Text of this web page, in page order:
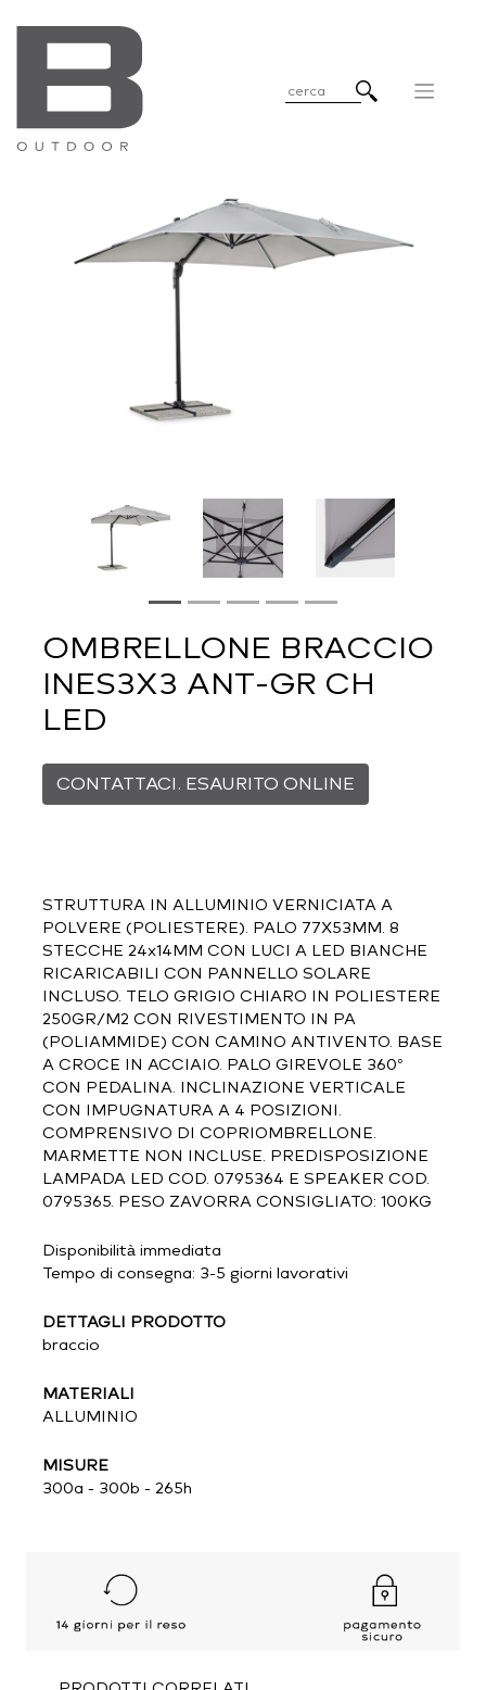
OMBRELLONE BRACCIO
INES3X3 ANT-GR CH
LED
CONTATTACI. ESAURITO ONLINE
STRUTTURA IN ALLUMINIO VERNICIATA A
POLVERE (POLIESTERE). PALO 77X53MM. 8
STECCHE 24x14MM CON LUCI A LED BIANCHE
RICARICABILI CON PANNELLO SOLARE
INCLUSO. TELO GRIGIO CHIARO IN POLIESTERE
250GR/M2 CON RIVESTIMENTO IN PA
(POLIAMMIDE) CON CAMINO ANTIVENTO. BASE
A CROCE IN ACCIAIO. PALO GIREVOLE 360°
CON PEDALINA. INCLINAZIONE VERTICALE
CON IMPUGNATURA A 4 POSIZIONI.
COMPRENSIVO DI COPRIOMBRELLONE.
MARMETTE NON INCLUSE. PREDISPOSIZIONE
LAMPADA LED COD. 0795364 E SPEAKER COD.
0795365. PESO ZAVORRA CONSIGLIATO: 100KG
Disponibilità immediata
Tempo di consegna: 3-5 giorni lavorativi
DETTAGLI PRODOTTO
braccio
MATERIALI
ALLUMINIO
MISURE
300a - 300b - 265h